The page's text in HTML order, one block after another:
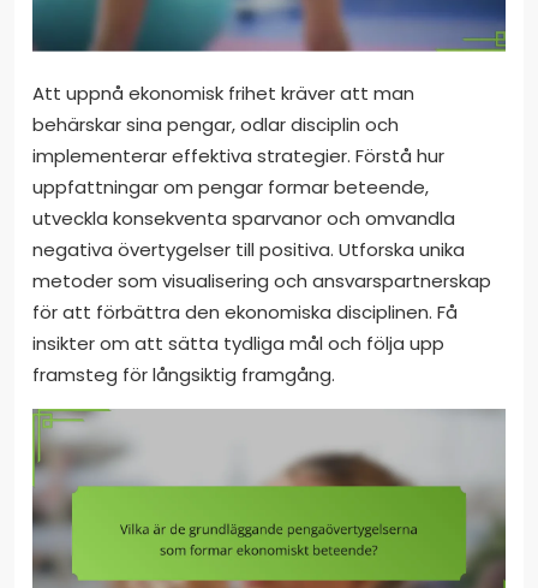
Att uppnå ekonomisk frihet kräver att man
behärskar sina pengar, odlar disciplin och
implementerar effektiva strategier. Förstå hur
uppfattningar om pengar formar beteende,
utveckla konsekventa sparvanor och omvandla
negativa övertygelser till positiva. Utforska unika
metoder som visualisering och ansvarspartnerskap
för att förbättra den ekonomiska disciplinen. Få
insikter om att sätta tydliga mål och följa upp
framsteg för långsiktig framgång.